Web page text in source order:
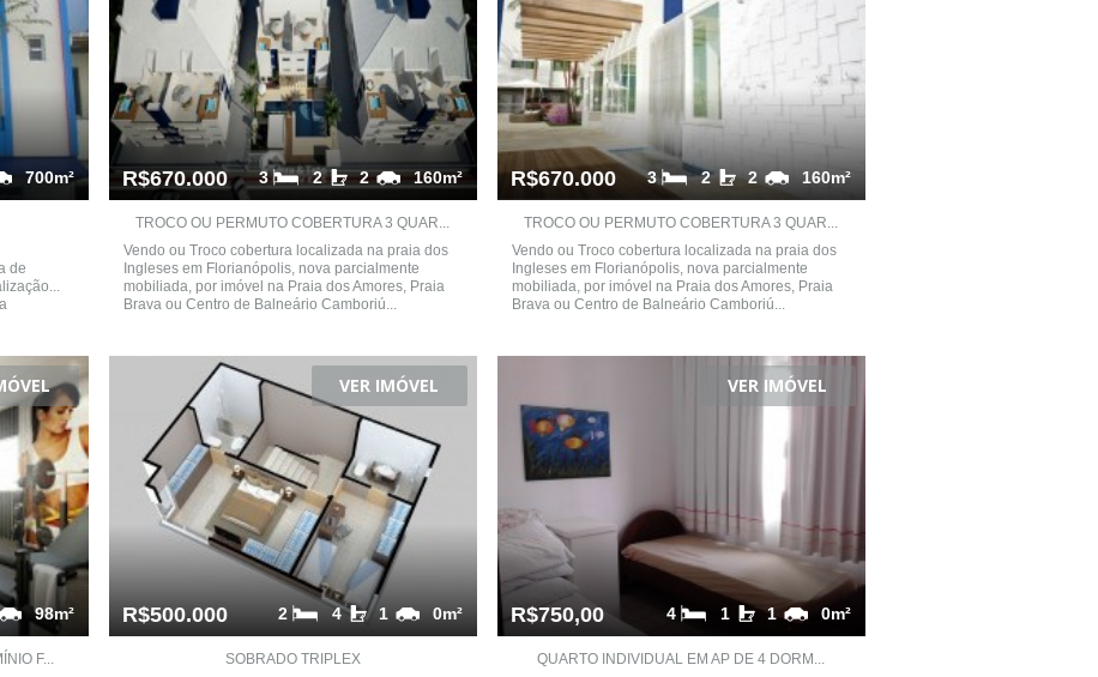
700m²
de
R$670.000 160m²
2
2
3
TROCO OU PERMUTO COBERTURA 3 QUAR...
Vendo ou Troco cobertura localizada na praia dos
Ingleses em Florianópolis, nova parcialmente
mobiliada, por imóvel na Praia dos Amores, Praia
Brava ou Centro de Balneário Camboriú...
R$670.000 160m²
2
2
3
TROCO OU PERMUTO COBERTURA 3 QUAR...
Vendo ou Troco cobertura localizada na praia dos
Ingleses em Florianópolis, nova parcialmente
mobiliada, por imóvel na Praia dos Amores, Praia
Brava ou Centro de Balneário Camboriú...
98m²
F...
VER IMÓVEL
R$500.000 0m²
1
4
2
SOBRADO TRIPLEX
VER IMÓVEL
R$750,00 0m²
1
1
4
QUARTO INDIVIDUAL EM AP DE 4 DORM...